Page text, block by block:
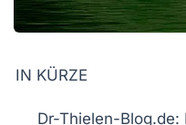
IN KÜRZE
Dr-Thielen-Blog.de: